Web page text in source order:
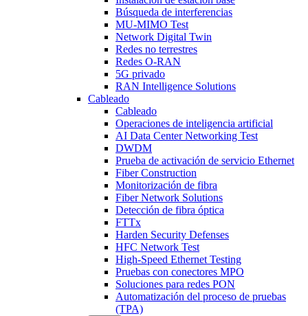
Búsqueda de interferencias
MU-MIMO Test
Network Digital Twin
Redes no terrestres
Redes O-RAN
5G privado
RAN Intelligence Solutions
Cableado
Cableado
Operaciones de inteligencia artificial
AI Data Center Networking Test
DWDM
Prueba de activación de servicio Ethernet
Fiber Construction
Monitorización de fibra
Fiber Network Solutions
Detección de fibra óptica
FTTx
Harden Security Defenses
HFC Network Test
High-Speed Ethernet Testing
Pruebas con conectores MPO
Soluciones para redes PON
Automatización del proceso de pruebas
(TPA)